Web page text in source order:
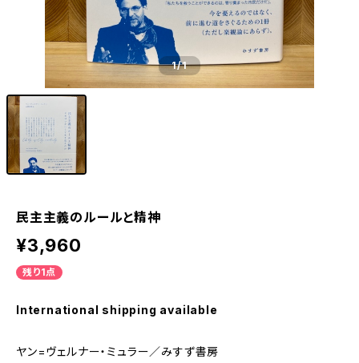
1/1
民主主義のルールと精神
¥3,960
残り1点
International shipping available
ヤン=ヴェルナー・ミュラー／みすず書房